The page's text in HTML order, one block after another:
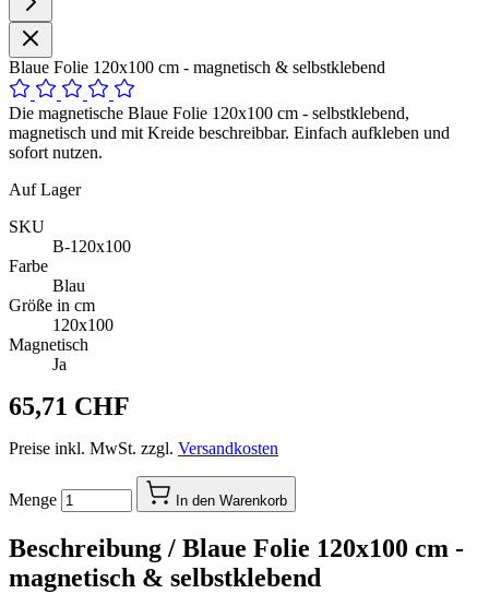
Blaue Folie 120x100 cm - magnetisch & selbstklebend
Die magnetische Blaue Folie 120x100 cm - selbstklebend,
magnetisch und mit Kreide beschreibbar. Einfach aufkleben und
sofort nutzen.
Auf Lager
SKU
B-120x100
Farbe
Blau
Größe in cm
120x100
Magnetisch
Ja
65,71 CHF
Preise inkl. MwSt. zzgl. Versandkosten
Menge In den Warenkorb
Beschreibung / Blaue Folie 120x100 cm -
magnetisch & selbstklebend